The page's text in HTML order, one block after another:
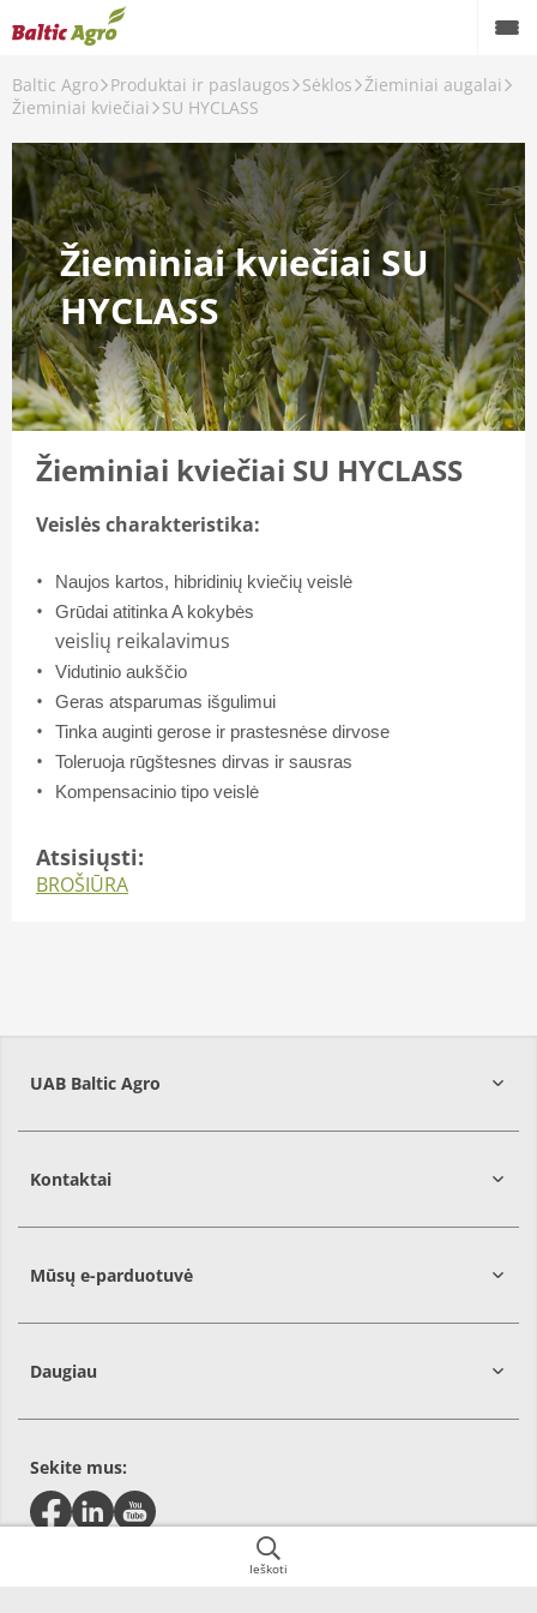
Ieškoti
Baltic Agro Produktai ir paslaugos Sėklos Žieminiai augalai
Žieminiai kviečiai
SU HYCLASS
Žieminiai kviečiai SU
HYCLASS
Žieminiai kviečiai SU HYCLASS
Veislės charakteristika:
Naujos kartos, hibridinių kviečių veislė
Grūdai atitinka A kokybės
veislių reikalavimus
Vidutinio aukščio
Geras atsparumas išgulimui
Tinka auginti gerose ir prastesnėse dirvose
Toleruoja rūgštesnes dirvas ir sausras
Kompensacinio tipo veislė
Atsisiųsti:
BROŠIŪRA
UAB Baltic Agro
Kontaktai
Mūsų e-parduotuvė
Daugiau
Sekite mus: